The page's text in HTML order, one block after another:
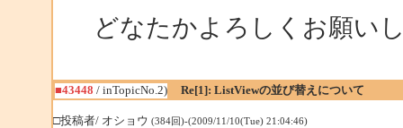
どなたかよろしくお願い
■43448 / inTopicNo.2) Re[1]: ListViewの並び替えについて
□投稿者/ オショウ (384回)-(2009/11/10(Tue) 21:04:46)